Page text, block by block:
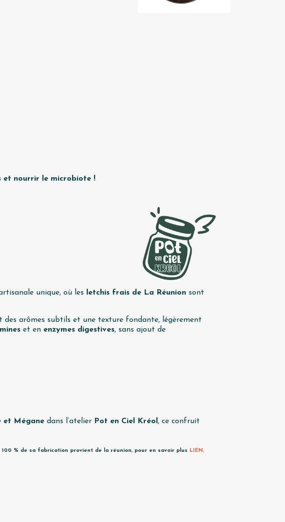
et nourrir le microbiote !
unique, où les letchis frais de La Réunion sont
arômes subtils et une texture fondante, légèrement
et en enzymes digestives, sans ajout de
et Mégane dans l’atelier Pot en Ciel Kréol, ce confruit
% de sa fabrication provient de la réunion, pour en savoir plus LIEN,